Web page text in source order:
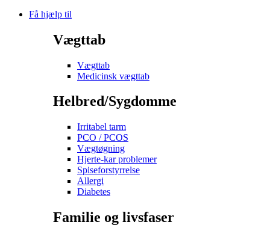
Få hjælp til
Vægttab
Vægttab
Medicinsk vægttab
Helbred/Sygdomme
Irritabel tarm
PCO / PCOS
Vægtøgning
Hjerte-kar problemer
Spiseforstyrrelse
Allergi
Diabetes
Familie og livsfaser